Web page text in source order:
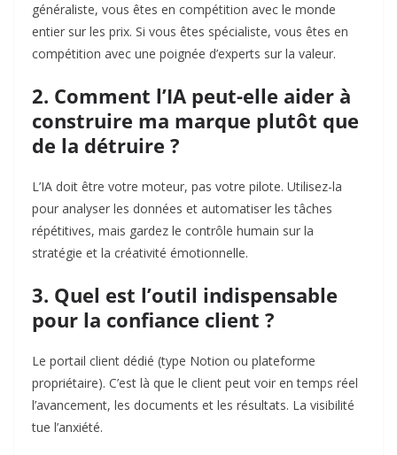
généraliste, vous êtes en compétition avec le monde
entier sur les prix. Si vous êtes spécialiste, vous êtes en
compétition avec une poignée d’experts sur la valeur.
2. Comment l’IA peut-elle aider à
construire ma marque plutôt que
de la détruire ?
L’IA doit être votre moteur, pas votre pilote. Utilisez-la
pour analyser les données et automatiser les tâches
répétitives, mais gardez le contrôle humain sur la
stratégie et la créativité émotionnelle.
3. Quel est l’outil indispensable
pour la confiance client ?
Le portail client dédié (type Notion ou plateforme
propriétaire). C’est là que le client peut voir en temps réel
l’avancement, les documents et les résultats. La visibilité
tue l’anxiété.